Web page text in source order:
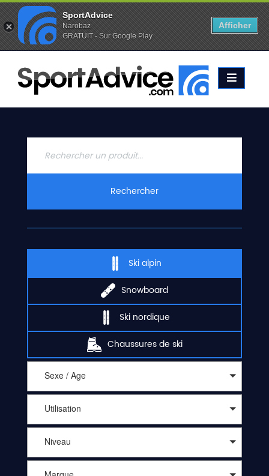
Favoris (0) Alertes (0)
ACCUEIL
SKIS
2020
CONTACT
Rechercher
Ski alpin
Snowboard
Ski nordique
Chaussures de ski
Sexe / Age
Utilisation
Niveau
SportAdvice
Narobaz
GRATUIT - Sur Google Play
Afficher